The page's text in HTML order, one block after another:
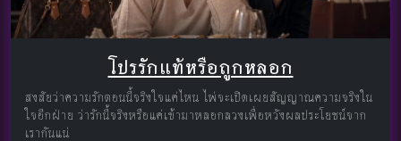
โปรรักแท้หรือถูกหลอก
สงสัยว่าความรักตอนนี้จริงใจแค่ไหน ไพ่จะเปิดเผยสัญญาณความจริงใน
ใจอีกฝ่าย ว่ารักนี้จริงหรือแค่เข้ามาหลอกลวงเพื่อหวังผลประโยชน์จาก
เรากันแน่